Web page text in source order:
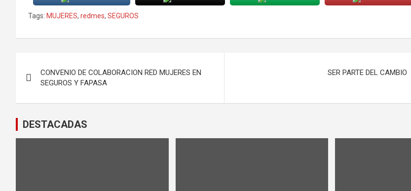
Tags: MUJERES, redmes, SEGUROS
de
entradas
CONVENIO DE COLABORACION RED MUJERES EN
SEGUROS Y FAPASA
SER PARTE DEL CAMBIO
DESTACADAS